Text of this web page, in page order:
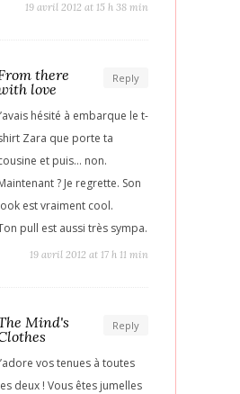
19 avril 2012 at 15 h 38 min
Reply
there
love
hésité à embarque le t-
Zara que porte ta
et puis… non.
? Je regrette. Son
est vraiment cool.
pull est aussi très sympa.
19 avril 2012 at 17 h 11 min
Reply
Mind's
vos tenues à toutes
deux ! Vous êtes jumelles